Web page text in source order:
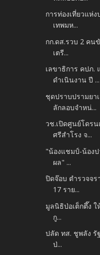
การท่องเที่ยวแห่
เทพมห...
กก.ดส.รวบ 2 คน
เตรี...
เลขาธิการ คปภ.
ดำเนินงาน ปี ...
ชุดปราบปรามยา
ลักลอบจำหน่...
วช.เปิดศูนย์โดร
ศรีสำโรง จ...
"น้องแชมป์-น้อง
ผล" ...
ปิดจ๊อบ ตำรวจจร
17 ราย...
มูลนิธิป่อเต็กตึ๊ง
กู...
ปลัด ทส. ชูพลัง รั
ป่...